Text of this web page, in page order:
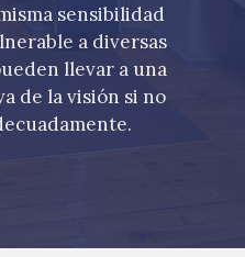
sensibilidad
a diversas
llevar a una
de la visión si no